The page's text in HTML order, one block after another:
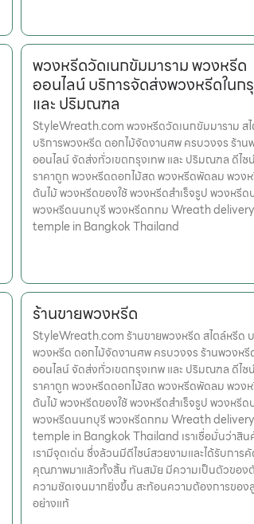
พวงหรีดวัดเนกขัมมาราม พวงหรีด
ออนไลน์ บริการจัดส่งพวงหรีดในก
และ ปริมณฑล
StyleWreath.com พวงหรีดวัดเนกขัมมาราม ส
บริการพวงหรีด ดอกไม้จัดงานศพ ครบวงจร ร้าน
ออนไลน์ จัดส่งทั่วเขตกรุงเทพ และ ปริมณฑล ดีไซ
ราคาถูก พวงหรีดดอกไม้สด พวงหรีดพัดลม พวง
ต้นไม้ พวงหรีดของใช้ พวงหรีดสำเร็จรูป พวงหรี
พวงหรีดนนทบุรี พวงหรีดกทม Wreath
temple in Bangkok Thailand
ร้านขายพวงหรีด
StyleWreath.com ร้านขายพวงหรีด สไตล์หรีด
พวงหรีด ดอกไม้จัดงานศพ ครบวงจร ร้านพวงหรี
ออนไลน์ จัดส่งทั่วเขตกรุงเทพ และ ปริมณฑล ดีไซ
ราคาถูก พวงหรีดดอกไม้สด พวงหรีดพัดลม พวง
ต้นไม้ พวงหรีดของใช้ พวงหรีดสำเร็จรูป พวงหรี
พวงหรีดนนทบุรี พวงหรีดกทม Wreath
temple in Bangkok Thailand เราเชื่อมั่นว่าสิน
เรามีจุดเด่น ซึ่งล้วนมีดีไซน์สวยงามและได้รับการ
คุณภาพมาแล้วทั้งสิ้น ทันสมัย มีความเป็นตัวของ
ความชัดเจนมากยิ่งขึ้น สะท้อนความต้องการของ
อย่างแท้